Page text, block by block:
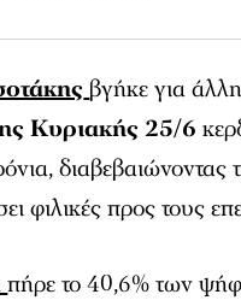
βγήκε για
Κυριακής 25/6
διαβεβαιώνοντας
φιλικές προς τους
πήρε το 40,6% των